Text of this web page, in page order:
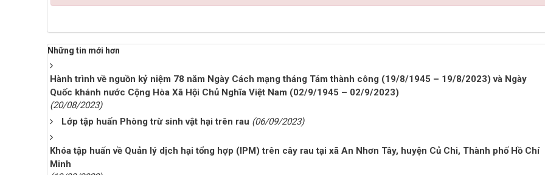
Những tin mới hơn
Hành trình về nguồn kỷ niệm 78 năm Ngày Cách mạng tháng Tám thành công (19/8/1945 – 19/8/2023) và Ngày
Quốc khánh nước Cộng Hòa Xã Hội Chủ Nghĩa Việt Nam (02/9/1945 – 02/9/2023)
(20/08/2023)
Lớp tập huấn Phòng trừ sinh vật hại trên rau (06/09/2023)
Khóa tập huấn về Quản lý dịch hại tổng hợp (IPM) trên cây rau tại xã An Nhơn Tây, huyện Củ Chi, Thành phố Hồ Chí
Minh